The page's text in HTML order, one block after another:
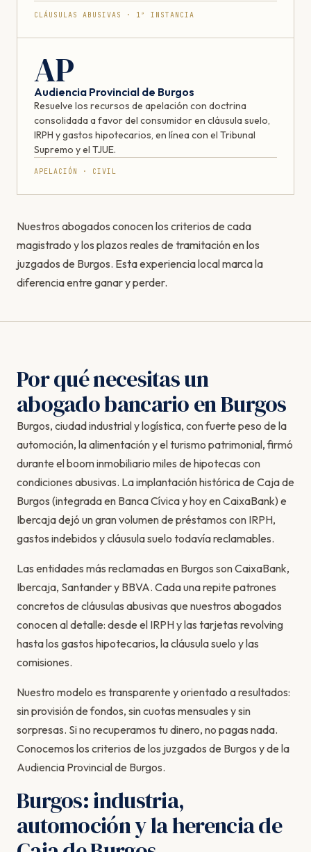
CLÁUSULAS ABUSIVAS · 1ª INSTANCIA
AP
Audiencia Provincial de Burgos
Resuelve los recursos de apelación con doctrina
consolidada a favor del consumidor en cláusula suelo,
IRPH y gastos hipotecarios, en línea con el Tribunal
Supremo y el TJUE.
APELACIÓN · CIVIL
Nuestros abogados conocen los criterios de cada
magistrado y los plazos reales de tramitación en los
juzgados de Burgos. Esta experiencia local marca la
diferencia entre ganar y perder.
Por qué necesitas un
abogado bancario en Burgos
Burgos, ciudad industrial y logística, con fuerte peso de la
automoción, la alimentación y el turismo patrimonial, firmó
durante el boom inmobiliario miles de hipotecas con
condiciones abusivas. La implantación histórica de Caja de
Burgos (integrada en Banca Cívica y hoy en CaixaBank) e
Ibercaja dejó un gran volumen de préstamos con IRPH,
gastos indebidos y cláusula suelo todavía reclamables.
Las entidades más reclamadas en Burgos son CaixaBank,
Ibercaja, Santander y BBVA. Cada una repite patrones
concretos de cláusulas abusivas que nuestros abogados
conocen al detalle: desde el IRPH y las tarjetas revolving
hasta los gastos hipotecarios, la cláusula suelo y las
comisiones.
Nuestro modelo es transparente y orientado a resultados:
sin provisión de fondos, sin cuotas mensuales y sin
sorpresas. Si no recuperamos tu dinero, no pagas nada.
Conocemos los criterios de los juzgados de Burgos y de la
Audiencia Provincial de Burgos.
Burgos: industria,
automoción y la herencia de